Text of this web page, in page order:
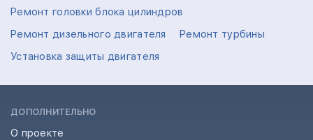
Ремонт головки блока цилиндров
Ремонт дизельного двигателя
Ремонт турбины
Установка защиты двигателя
ДОПОЛНИТЕЛЬНО
О проекте